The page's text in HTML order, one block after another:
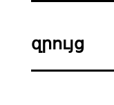
զրույց